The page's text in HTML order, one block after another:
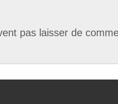
pas laisser de